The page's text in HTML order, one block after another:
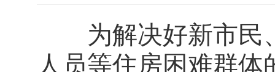
为解决好新市民、
人员等住房困难群